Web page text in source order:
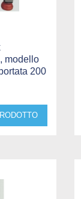
modello
200